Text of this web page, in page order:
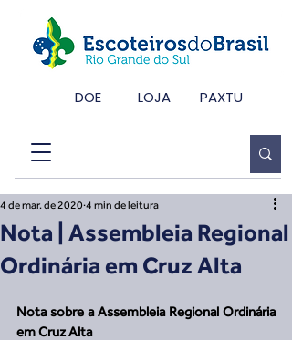
DOE LOJA PAXTU
Nota | Assembleia Regional
Ordinária em Cruz Alta
4 de mar. de 2020 4 min de leitura
Nota sobre a Assembleia Regional Ordinária
em Cruz Alta